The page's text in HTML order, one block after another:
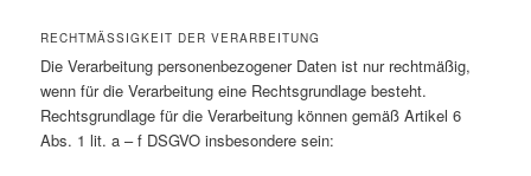
RECHTMÄSSIGKEIT DER VERARBEITUNG
Die Verarbeitung personenbezogener Daten ist nur rechtmäßig,
wenn für die Verarbeitung eine Rechtsgrundlage besteht.
Rechtsgrundlage für die Verarbeitung können gemäß Artikel 6
Abs. 1 lit. a – f DSGVO insbesondere sein: